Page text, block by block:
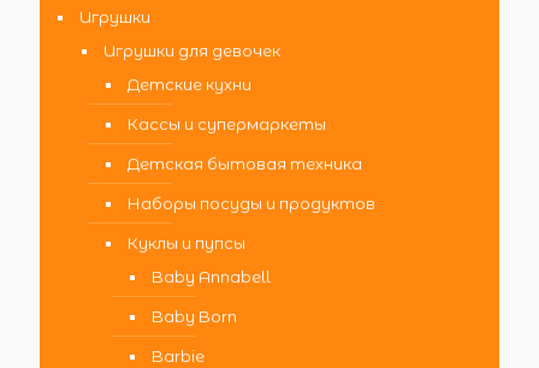
Игрушки
Игрушки для девочек
Детские кухни
Кассы и супермаркеты
Детская бытовая техника
Наборы посуды и продуктов
Куклы и пупсы
Baby Annabell
Baby Born
Barbie